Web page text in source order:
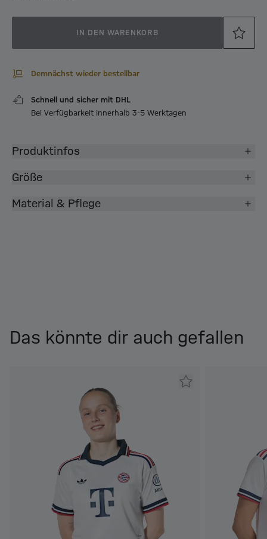
IN DEN WARENKORB
Demnächst wieder bestellbar
Schnell und sicher mit DHL
Bei Verfügbarkeit innerhalb 3-5 Werktagen
Produktinfos
Größe
Material & Pflege
Das könnte dir auch gefallen